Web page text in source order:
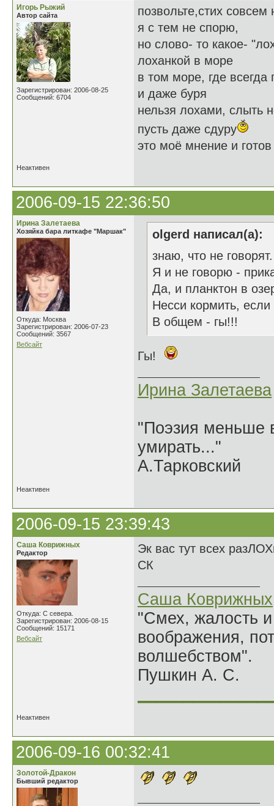
Игорь Рыжий
Автор сайта
Зарегистрирован: 2006-08-25
Сообщений: 6704
позвольте,стих совсем
я с тем не спорю,
но слово- то какое-
лоханкой в море
в том море, где всегда
и даже буря
нельзя лохами, слыть
пусть даже сдуру
это моё мнение и
Неактивен
2006-09-15 22:36:50
Ирина Залетаева
Хозяйка бара литкафе "Маршак"
Откуда: Москва
Зарегистрирован: 2006-07-23
Сообщений: 3567
Вебсайт
olgerd написал(а):
знаю, что не говорят.
Я и не говорю -
Да, и планктон в
Несси кормить,
В общем - гы!!!
Гы!
Ирина Залетаева
"Поэзия меньше
умирать..."
А.Тарковский
Неактивен
2006-09-15 23:39:43
Саша Коврижных
Редактор
Откуда: С севера.
Зарегистрирован: 2006-08-15
Сообщений: 15171
Вебсайт
Эк вас тут всех
СК
Саша Коврижных
"Смех, жалость
воображения,
волшебством".
Пушкин А. С.
Неактивен
2006-09-16 00:32:41
Золотой-Дракон
Бывший редактор